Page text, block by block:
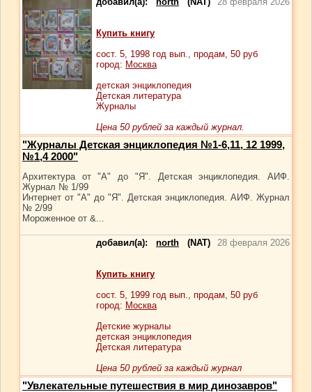
Купить книгу
сост. 5, 1998 год вып., продам, 50 руб
город: Москва
детская энциклопедия
Детская литература
Журналы
Цена 50 рублей за каждый журнал.
"Журналы Детская энциклопедия №1-6,11, 12 1999,
№1,4 2000"
Архитектура от "А" до "Я". Детская энциклопедия. АИФ.
Журнал № 1/99
Интернет от "А" до "Я". Детская энциклопедия. АИФ. Журнал
№ 2/99
Мороженное от &...
добавил(а): north (NAT) 28 февраля 2026
Купить книгу
сост. 5, 1999 год вып., продам, 50 руб
город: Москва
Детские журналы
детская энциклопедия
Детская литература
Цена 50 рублей за каждый журнал
"Увлекательные путешествия в мир динозавров"